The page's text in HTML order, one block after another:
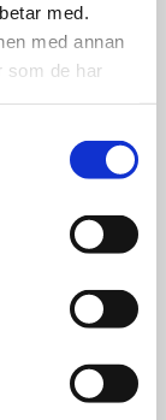
med.
med annan
som de har